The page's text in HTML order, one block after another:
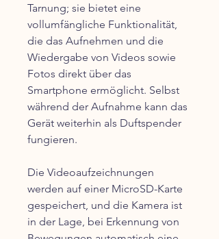
Tarnung; sie bietet eine
vollumfängliche Funktionalität,
die das Aufnehmen und die
Wiedergabe von Videos sowie
Fotos direkt über das
Smartphone ermöglicht. Selbst
während der Aufnahme kann das
Gerät weiterhin als Duftspender
fungieren.
Die Videoaufzeichnungen
werden auf einer MicroSD-Karte
gespeichert, und die Kamera ist
in der Lage, bei Erkennung von